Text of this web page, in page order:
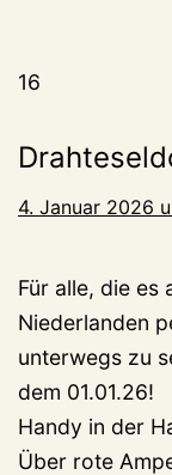
16
4. Januar 2026
Für alle, die es
Niederlanden
unterwegs zu
dem 01.01.26!
Handy in der
Über rote